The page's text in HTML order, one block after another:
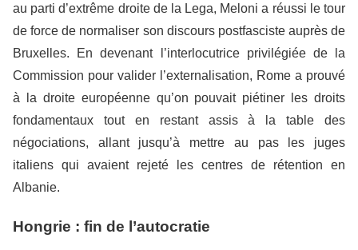
au parti d’extrême droite de la Lega, Meloni a réussi le tour
de force de normaliser son discours postfasciste auprès de
Bruxelles. En devenant l’interlocutrice privilégiée de la
Commission pour valider l’externalisation, Rome a prouvé
à la droite européenne qu’on pouvait piétiner les droits
fondamentaux tout en restant assis à la table des
négociations, allant jusqu’à mettre au pas les juges
italiens qui avaient rejeté les centres de rétention en
Albanie.
Hongrie : fin de l’autocratie